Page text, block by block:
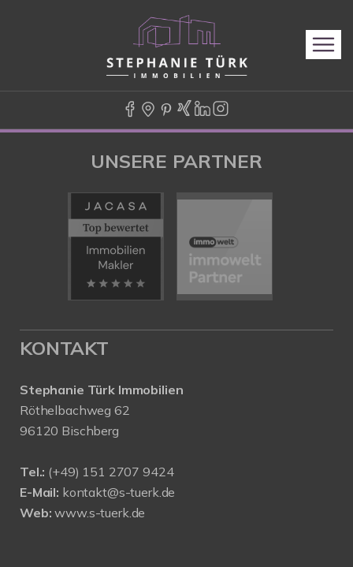
UNSERE PARTNER
KONTAKT
Stephanie Türk Immobilien
Röthelbachweg 62
96120 Bischberg
Tel.: (+49) 151 2707 9424
E-Mail: kontakt@s-tuerk.de
Web: www.s-tuerk.de